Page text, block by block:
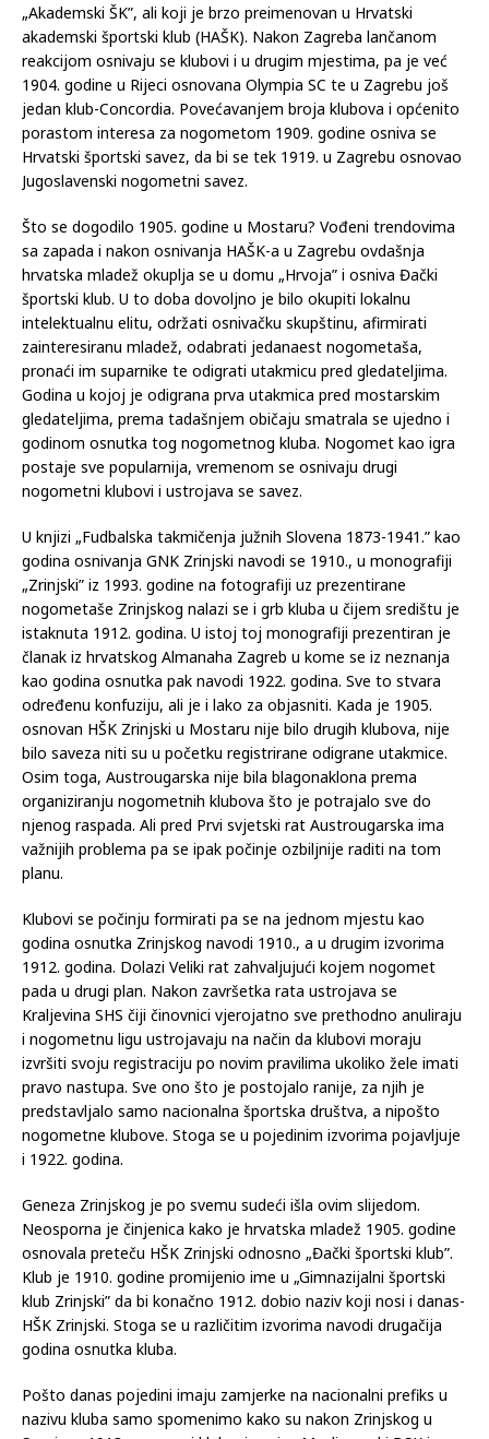
„Akademski ŠK”, ali koji je brzo preimenovan u Hrvatski
akademski športski klub (HAŠK). Nakon Zagreba lančanom
reakcijom osnivaju se klubovi i u drugim mjestima, pa je već
1904. godine u Rijeci osnovana Olympia SC te u Zagrebu još
jedan klub-Concordia. Povećavanjem broja klubova i općenito
porastom interesa za nogometom 1909. godine osniva se
Hrvatski športski savez, da bi se tek 1919. u Zagrebu osnovao
Jugoslavenski nogometni savez.
Što se dogodilo 1905. godine u Mostaru? Vođeni trendovima
sa zapada i nakon osnivanja HAŠK-a u Zagrebu ovdašnja
hrvatska mladež okuplja se u domu „Hrvoja” i osniva Đački
športski klub. U to doba dovoljno je bilo okupiti lokalnu
intelektualnu elitu, održati osnivačku skupštinu, afirmirati
zainteresiranu mladež, odabrati jedanaest nogometaša,
pronaći im suparnike te odigrati utakmicu pred gledateljima.
Godina u kojoj je odigrana prva utakmica pred mostarskim
gledateljima, prema tadašnjem običaju smatrala se ujedno i
godinom osnutka tog nogometnog kluba. Nogomet kao igra
postaje sve popularnija, vremenom se osnivaju drugi
nogometni klubovi i ustrojava se savez.
U knjizi „Fudbalska takmičenja južnih Slovena 1873-1941.” kao
godina osnivanja GNK Zrinjski navodi se 1910., u monografiji
„Zrinjski” iz 1993. godine na fotografiji uz prezentirane
nogometaše Zrinjskog nalazi se i grb kluba u čijem središtu je
istaknuta 1912. godina. U istoj toj monografiji prezentiran je
članak iz hrvatskog Almanaha Zagreb u kome se iz neznanja
kao godina osnutka pak navodi 1922. godina. Sve to stvara
određenu konfuziju, ali je i lako za objasniti. Kada je 1905.
osnovan HŠK Zrinjski u Mostaru nije bilo drugih klubova, nije
bilo saveza niti su u početku registrirane odigrane utakmice.
Osim toga, Austrougarska nije bila blagonaklona prema
organiziranju nogometnih klubova što je potrajalo sve do
njenog raspada. Ali pred Prvi svjetski rat Austrougarska ima
važnijih problema pa se ipak počinje ozbiljnije raditi na tom
planu.
Klubovi se počinju formirati pa se na jednom mjestu kao
godina osnutka Zrinjskog navodi 1910., a u drugim izvorima
1912. godina. Dolazi Veliki rat zahvaljujući kojem nogomet
pada u drugi plan. Nakon završetka rata ustrojava se
Kraljevina SHS čiji činovnici vjerojatno sve prethodno anuliraju
i nogometnu ligu ustrojavaju na način da klubovi moraju
izvršiti svoju registraciju po novim pravilima ukoliko žele imati
pravo nastupa. Sve ono što je postojalo ranije, za njih je
predstavljalo samo nacionalna športska društva, a nipošto
nogometne klubove. Stoga se u pojedinim izvorima pojavljuje
i 1922. godina.
Geneza Zrinjskog je po svemu sudeći išla ovim slijedom.
Neosporna je činjenica kako je hrvatska mladež 1905. godine
osnovala preteču HŠK Zrinjski odnosno „Đački športski klub”.
Klub je 1910. godine promijenio ime u „Gimnazijalni športski
klub Zrinjski” da bi konačno 1912. dobio naziv koji nosi i danas-
HŠK Zrinjski. Stoga se u različitim izvorima navodi drugačija
godina osnutka kluba.
Pošto danas pojedini imaju zamjerke na nacionalni prefiks u
nazivu kluba samo spomenimo kako su nakon Zrinjskog u